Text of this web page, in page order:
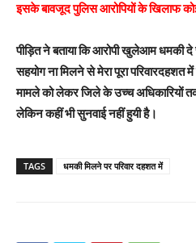
इसके बावजूद पुलिस आरोपियों के खिलाफ
पीड़ित ने बताया कि आरोपी खुलेआम धमकी दे
सहयोग ना मिलने से मेरा पूरा परिवारदहशत में
मामले को लेकर जिले के उच्च अधिकारियों
लेकिन कहीं भी सुनवाई नहीं हुयी है।
TAGS धमकी मिलने पर परिवार दहशत में